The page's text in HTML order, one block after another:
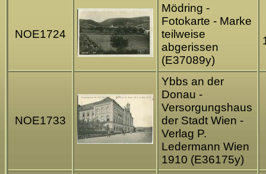
NOE1724
Mödring -
Fotokarte - Marke
teilweise
abgerissen
(E37089y)
NOE1733
Ybbs an der
Donau -
Versorgungshaus
der Stadt Wien -
Verlag P.
Ledermann Wien
1910 (E36175y)